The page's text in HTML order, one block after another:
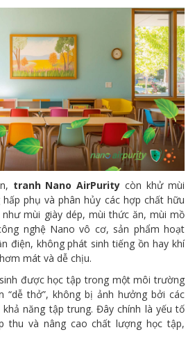
tranh Nano AirPurity còn khử mùi
phụ và phân hủy các hợp chất hữu
mùi giày dép, mùi thức ăn, mùi mồ
nghệ Nano vô cơ, sản phẩm hoạt
điện, không phát sinh tiếng ồn hay khí
mát và dễ chịu.
được học tập trong một môi trường
“dễ thở”, không bị ảnh hưởng bởi các
năng tập trung. Đây chính là yếu tố
thu và nâng cao chất lượng học tập,